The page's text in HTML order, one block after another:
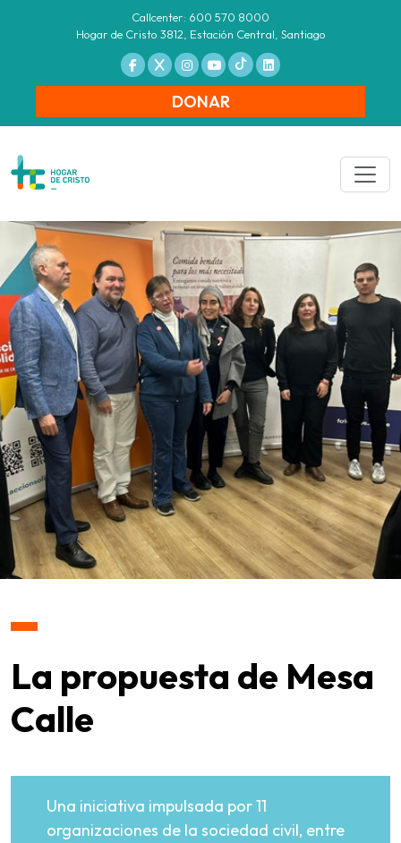
Callcenter: 600 570 8000
Hogar de Cristo 3812, Estación Central, Santiago
DONAR
La propuesta de Mesa
Calle
Una iniciativa impulsada por 11
organizaciones de la sociedad civil, entre